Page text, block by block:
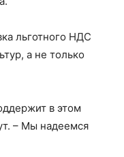
льготного НДС
а не только
в этом
– ​Мы надеемся